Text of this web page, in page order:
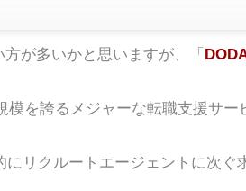
が多いかと思いますが、「
模を誇るメジャーな転職支援サー
リクルートエージェントに次ぐ